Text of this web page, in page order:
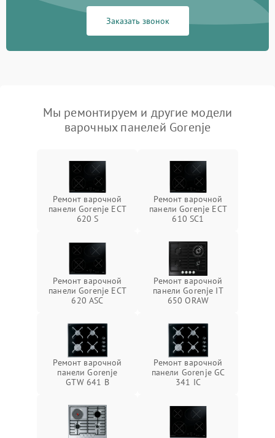
Заказать звонок
Мы ремонтируем и другие модели
варочных панелей Gorenje
Ремонт варочной
панели Gorenje ECT
620 S
Ремонт варочной
панели Gorenje ECT
610 SC1
Ремонт варочной
панели Gorenje ECT
620 ASC
Ремонт варочной
панели Gorenje IT
650 ORAW
Ремонт варочной
панели Gorenje
GTW 641 B
Ремонт варочной
панели Gorenje GC
341 IC